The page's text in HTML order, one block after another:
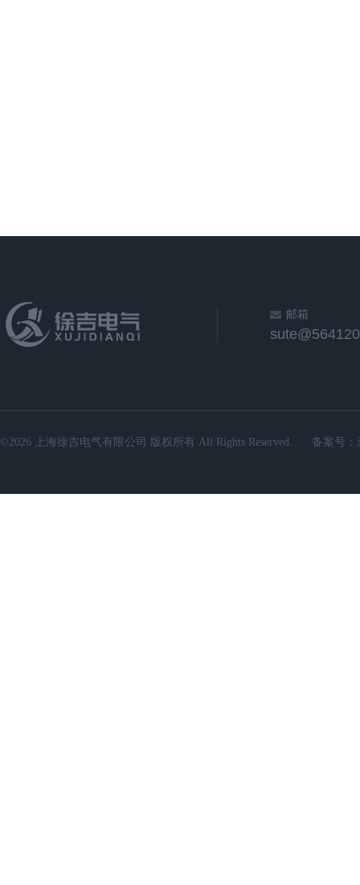
邮箱
©2026 上海徐吉电气有限公司 版权所有 All Rights Reserved. 备案号：